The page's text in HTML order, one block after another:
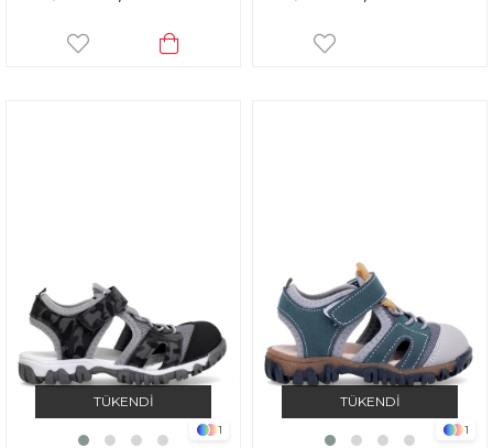
TÜKENDI
1
TÜKENDI
1